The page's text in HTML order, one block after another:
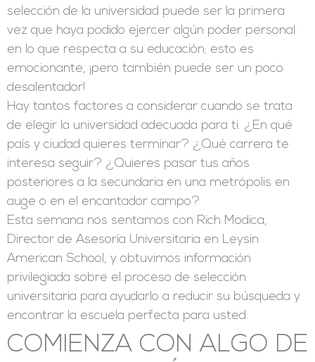
selección de la universidad puede ser la primera
vez que haya podido ejercer algún poder personal
en lo que respecta a su educación; esto es
emocionante, ¡pero también puede ser un poco
desalentador!
Hay tantos factores a considerar cuando se trata
de elegir la universidad adecuada para ti. ¿En qué
país y ciudad quieres terminar? ¿Qué carrera te
interesa seguir? ¿Quieres pasar tus años
posteriores a la secundaria en una metrópolis en
auge o en el encantador campo?
Esta semana nos sentamos con Rich Modica,
Director de Asesoría Universitaria en Leysin
American School, y obtuvimos información
privilegiada sobre el proceso de selección
universitaria para ayudarlo a reducir su búsqueda y
encontrar la escuela perfecta para usted.
COMIENZA CON ALGO DE